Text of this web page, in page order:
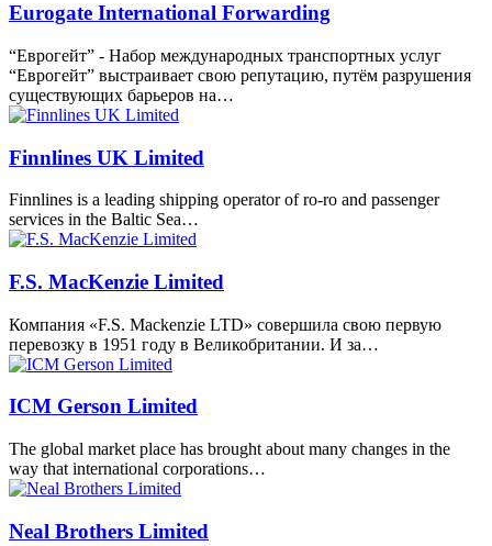
Eurogate International Forwarding
“Еврогейт” - Набор международных транспортных услуг
“Еврогейт” выстраивает свою репутацию, путём разрушения
существующих барьеров на…
Finnlines UK Limited
Finnlines is a leading shipping operator of ro-ro and passenger
services in the Baltic Sea…
F.S. MacKenzie Limited
Компания «F.S. Mackenzie LTD» совершила свою первую
перевозку в 1951 году в Великобритании. И за…
ICM Gerson Limited
The global market place has brought about many changes in the
way that international corporations…
Neal Brothers Limited